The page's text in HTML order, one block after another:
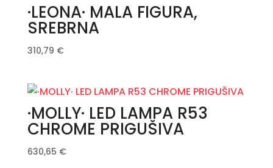
·LEONA· MALA FIGURA,
SREBRNA
310,79 €
·MOLLY· LED LAMPA R53
CHROME PRIGUŠIVA
630,65 €